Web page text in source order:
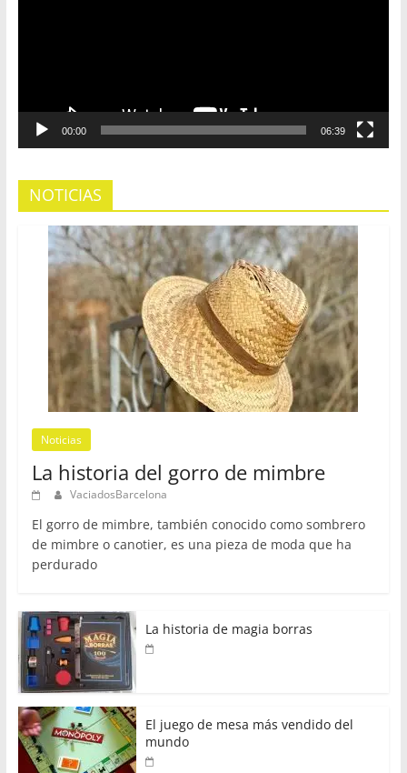
00:00 06:39
NOTICIAS
Noticias
La historia del gorro de mimbre
VaciadosBarcelona
El gorro de mimbre, también conocido como sombrero
de mimbre o canotier, es una pieza de moda que ha
perdurado
La historia de magia borras
El juego de mesa más vendido del
mundo